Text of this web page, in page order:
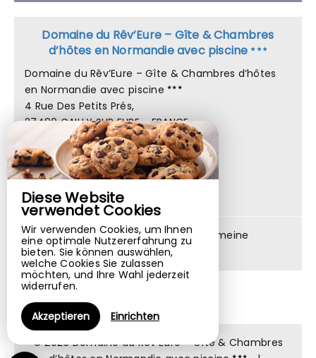
Diese Website
verwendet Cookies
Wir verwenden Cookies, um Ihnen
eine optimale Nutzererfahrung zu
bieten. Sie können auswählen,
welche Cookies Sie zulassen
möchten, und Ihre Wahl jederzeit
widerrufen.
Akzeptieren Einrichten
Domaine du Rêv’Eure – Gîte & Chambres
d’hôtes en Normandie avec piscine
Domaine du Rêv’Eure – Gîte & Chambres d’hôtes
en Normandie avec piscine
4 Rue Des Petits Prés,
27490 CAILLY SUR EURE - FRANCE
+33 7 45 81 68 27
E-Mail-Kontakt
Rechtliche Hinweise |
Allgemeine
Verkaufsbedingungen
© 2026 Domaine du Rêv’Eure – Gîte & Chambres